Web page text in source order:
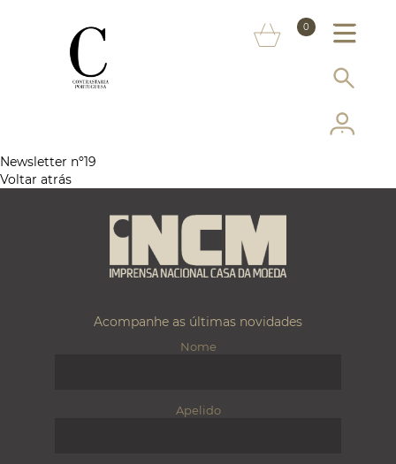
0
SERVIÇOS
MAIS CONTRASTARIA
LOJA ONLINE
Newsletter nº19
Voltar atrás
Acompanhe as últimas novidades
Nome
Apelido